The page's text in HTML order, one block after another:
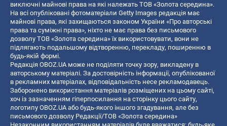
виключні майнові права на які належать ТОВ «Золота середина».
На всі опубліковані фотоматеріали Getty Images редакція має
майнові права, які захищаються законом України «Про авторські
права та суміжні права», ніхто не має права без письмового
дозволу ТОВ «Золота середина» їх використовувати, вони не
підлягають подальшому відтворенню, перекладу, поширенню в
будь-якій формі.
Редакція OBOZ.UA може не поділяти точку зору, викладену в
авторському матеріалі. За достовірність інформації, опублікованої
в рекламних матеріалах, відповідальність несе рекламодавець.
Заборонено використання матеріалів розміщених на цьому сайті,
хоч із зазначенням гіперпосилання на сторінку цього сайту,
логотипу OBOZ.UA або будь-якого іншого згадування, але без
письмового дозволу Редакції/ТОВ «Золота середина»